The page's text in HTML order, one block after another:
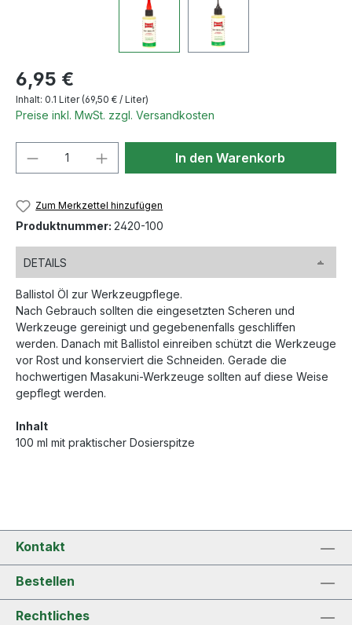
Regulärer Preis:
6,95 €
Inhalt: 0.1 Liter (69,50 € / Liter)
Preise inkl. MwSt. zzgl. Versandkosten
Produkt Anzahl: Gib denIn den Warenkorb
Zum Merkzettel hinzufügen
Produktnummer: 2420-100
DETAILS
Ballistol Öl zur Werkzeugpflege.
Nach Gebrauch sollten die eingesetzten Scheren und
Werkzeuge gereinigt und gegebenenfalls geschliffen
werden. Danach mit Ballistol einreiben schützt die Werkzeuge
vor Rost und konserviert die Schneiden. Gerade die
hochwertigen Masakuni-Werkzeuge sollten auf diese Weise
gepflegt werden.
Inhalt
100 ml mit praktischer Dosierspitze
Kontakt
Bestellen
Rechtliches